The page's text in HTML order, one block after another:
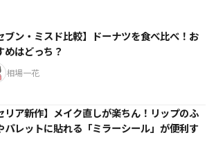
ブン・ミスド比較】ドーナツを食べ比べ！お
めはどっち？
相場一花
リア新作】メイク直しが楽ちん！リップのふ
パレットに貼れる「ミラーシール」が便利す